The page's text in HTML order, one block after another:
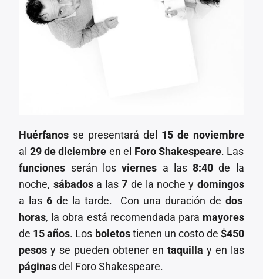
Huérfanos se presentará del 15 de noviembre
al 29 de diciembre en el Foro Shakespeare. Las
funciones serán losviernes a las8:40 de la
noche, sábadosa las7 de la noche y domingos
a las6 de la tarde. Con una duración de dos
horas, la obra está recomendada para mayores
de 15 años. Los boletostienen un costo de $450
pesos y se pueden obtener entaquilla y en las
páginasdel Foro Shakespeare.